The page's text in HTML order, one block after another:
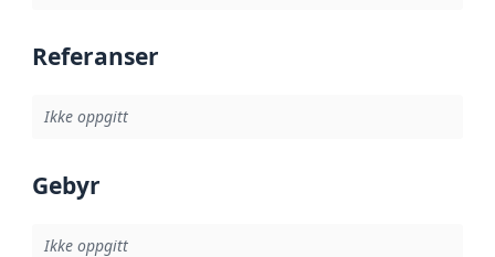
Referanser
Ikke oppgitt
Gebyr
Ikke oppgitt